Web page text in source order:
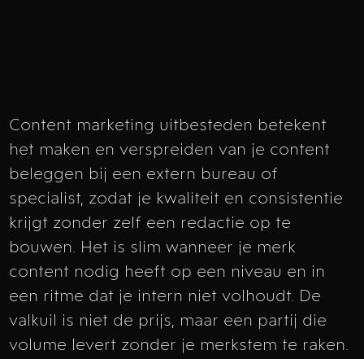
Content marketing uitbesteden betekent
het maken en verspreiden van je content
beleggen bij een extern bureau of
specialist, zodat je kwaliteit en consistentie
krijgt zonder zelf een redactie op te
bouwen. Het is slim wanneer je merk
content nodig heeft op een niveau en in
een ritme dat je intern niet volhoudt. De
valkuil is niet de prijs, maar een partij die
volume levert zonder je merkstem te raken.